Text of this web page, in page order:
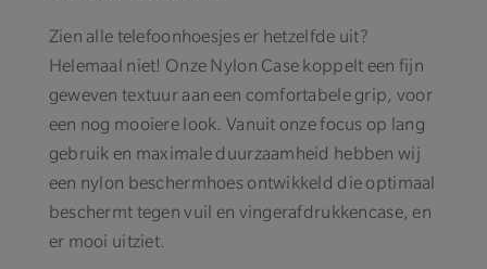
Zien alle telefoonhoesjes er hetzelfde uit?
Helemaal niet! Onze Nylon Case koppelt een fijn
geweven textuur aan een comfortabele grip, voor
een nog mooiere look. Vanuit onze focus op lang
gebruik en maximale duurzaamheid hebben wij
een nylon beschermhoes ontwikkeld die optimaal
beschermt tegen vuil en vingerafdrukkencase, en
er mooi uitziet.